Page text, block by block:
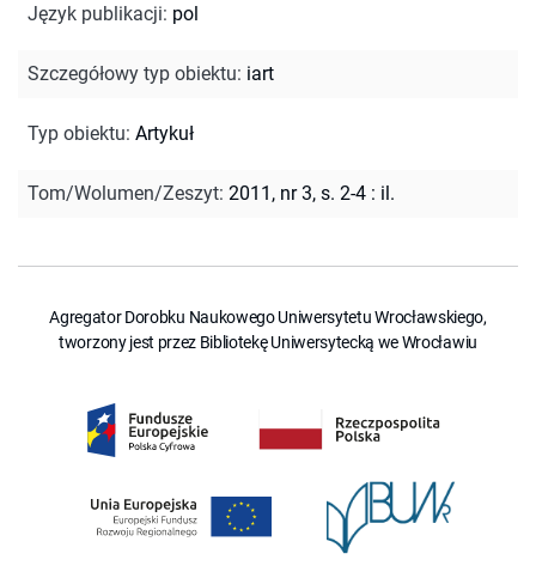
Język publikacji: pol
Szczegółowy typ obiektu: iart
Typ obiektu: Artykuł
Tom/Wolumen/Zeszyt: 2011, nr 3, s. 2-4 : il.
Agregator Dorobku Naukowego Uniwersytetu Wrocławskiego,
tworzony jest przez Bibliotekę Uniwersytecką we Wrocławiu